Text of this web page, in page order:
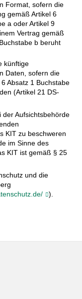
Format, sofern die
gemäß Artikel 6
a oder Artikel 9
Vertrag gemäß
b beruht
künftige
Daten, sofern die
Absatz 1 Buchstabe
(Artikel 21 DS-
Aufsichtsbehörde
KIT zu beschweren
im Sinne des
KIT ist gemäß § 25
und die
).